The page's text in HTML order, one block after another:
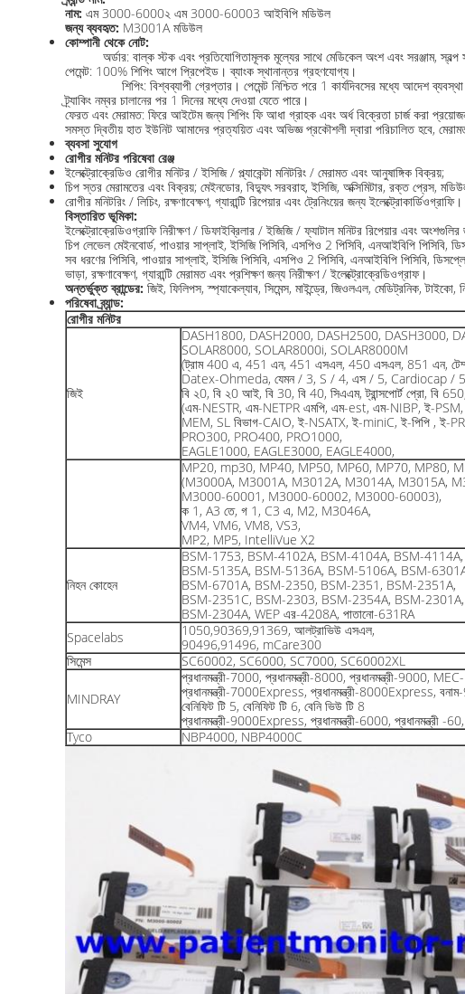
নাম: এম 3000-6000২ এম 3000-60003 আইবিপি মডিউল
জন্য ব্যবহৃত: M3001A মডিউল
কোম্পানী থেকে নোট:
অর্ডার: বাল্ক স্টক এবং প্রতিযোগিতামূলক মূল্যের সাথে মেডিকেল অংশ এবং সরঞ্জাম,
পেমেন্ট: 100% শিপিং আগে প্রিপেইড। ব্যাংক স্থানান্তর গ্রহণযোগ্য।
শিপিং: বিশ্বব্যাপী গ্রেপ্তার। পেমেন্ট নিশ্চিত পরে 1 কার্যদিবসের মধ্যে আদেশ
ট্র্যাকিং নম্বর চালানের পর 1 দিনের মধ্যে দেওয়া যেতে পারে।
ফেরত এবং মেরামত: ফিরে আইটেম জন্য শিপিং ফি আধা গ্রাহক এবং অর্ধ বিক্রেতা চার্জ করা
সমস্ত দ্বিতীয় হাত ইউনিট আমাদের প্রত্যয়িত এবং অভিজ্ঞ প্রকৌশলী দ্বারা পরিচালিত হবে,
ব্যবসা সুযোগ
রোগীর মনিটর পরিষেবা রেঞ্জ
ইলেক্ট্রোক্রেডিও রোগীর মনিটর / ইসিজি / প্ল্যাকেন্টা মনিটরিং / মেরামত এবং আনুষাঙ্গিক বিক্রয়;
চিপ স্তর মেরামতের এবং বিক্রয়; মেইনডোর, বিদ্যুৎ সরবরাহ, ইসিজি, অক্সিমিটার, রক্ত ​​প্রেস,
রোগীর মনিটরিং / লিচিং, রক্ষণাবেক্ষণ, গ্যারান্টি রিপেয়ার এবং ট্রেনিংয়ের জন্য ইলেক্ট্রোকার্ডিওগ্রাফি।
বিস্তারিত ভূমিকা:
ইলেক্ট্রোক্রেডিওগ্রাফি নিরীক্ষণ / ডিফাইব্রিলার / ইজিজি / ফ্যাটাল মনিটর রিপেয়ার এবং
চিপ লেভেল মেইনবোর্ড, পাওয়ার সাপ্লাই, ইসিজি পিসিবি, এসপিও 2 পিসিবি, এনআইবিপি পিসিবি,
সব ধরণের পিসিবি, পাওয়ার সাপ্লাই, ইসিজি পিসিবি, এসপিও 2 পিসিবি, এনআইবিপি পিসিবি,
ভাড়া, রক্ষণাবেক্ষণ, গ্যারান্টি মেরামত এবং প্রশিক্ষণ জন্য নিরীক্ষণ / ইলেক্ট্রোক্রেডিওগ্রাফ।
অন্তর্ভুক্ত ব্রান্ডের: জিই, ফিলিপস, স্প্যাকেল্যাব, সিমেন্স, মাইন্ড্রে, জিওলএল, মেডিট্রনিক,
পরিষেবা ব্র্যান্ড:
রোগীর মনিটর
জিই
DASH1800, DASH2000, DASH2500, DASH3000,
SOLAR8000, SOLAR8000i, SOLAR8000M
(ট্রাম 400 এ, 451 এন, 451 এসএল, 450 এসএল, 851 এন,
Datex-Ohmeda, যেমন / 3, S / 4, এস / 5, Cardiocap /
বি ২0, বি ২0 আই, বি 30, বি 40, সিএএম, ট্রান্সপোর্ট প্রো, বি
(এম-NESTR, এম-NETPR এমপি, এম-est, এম-NIBP, ই-PSM,
MEM, SL বিভাগ-CAIO, ই-NSATX, ই-miniC, ই-পিপি , ই-
PRO300, PRO400, PRO1000,
EAGLE1000, EAGLE3000, EAGLE4000,
MP20, mp30, MP40, MP50, MP60, MP70, MP80,
(M3000A, M3001A, M3012A, M3014A, M3015A,
M3000-60001, M3000-60002, M3000-60003),
ক 1, A3 তে, গ 1, C3 এ, M2, M3046A,
VM4, VM6, VM8, VS3,
MP2, MP5, IntelliVue X2
নিহন কোহেন
BSM-1753, BSM-4102A, BSM-4104A, BSM-4114A,
BSM-5135A, BSM-5136A, BSM-5106A, BSM-
BSM-6701A, BSM-2350, BSM-2351, BSM-2351A,
BSM-2351C, BSM-2303, BSM-2354A, BSM-2301A,
BSM-2304A, WEP এর-4208A, পাতানো-631RA
Spacelabs
1050,90369,91369, আলট্রাভিউ এসএল,
90496,91496, mCare300
সিমেন্স
SC60002, SC6000, SC7000, SC60002XL
MINDRAY
প্রধানমন্ত্রী-7000, প্রধানমন্ত্রী-8000, প্রধানমন্ত্রী-9000,
প্রধানমন্ত্রী-7000Express, প্রধানমন্ত্রী-8000Express,
বেনিফিট টি 5, বেনিফিট টি 6, বেনি ভিউ টি 8
প্রধানমন্ত্রী-9000Express, প্রধানমন্ত্রী-6000, প্রধানমন্ত্রী -
Tyco
NBP4000, NBP4000C